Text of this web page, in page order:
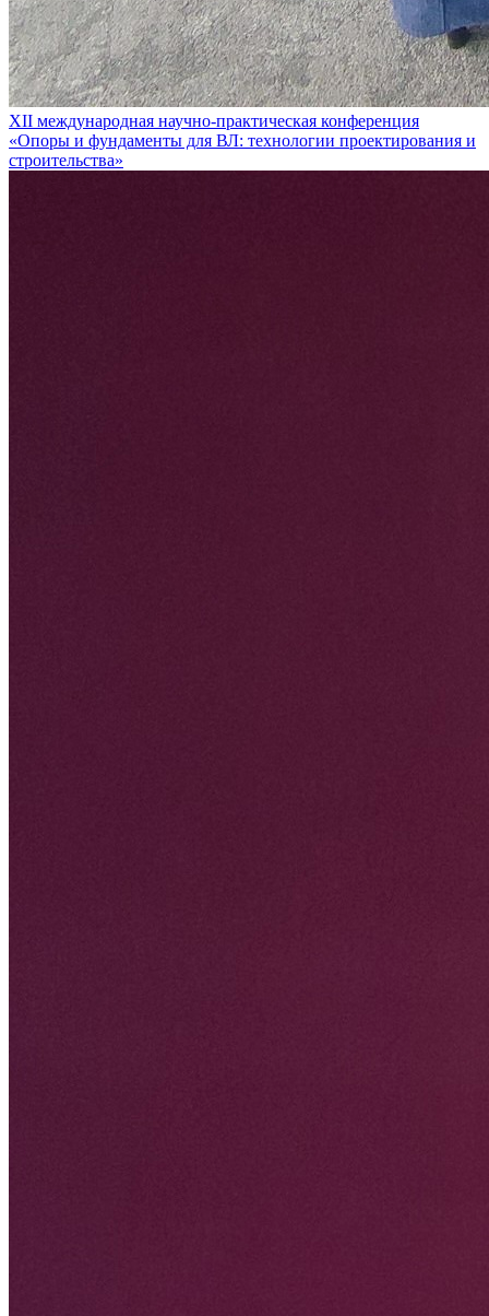
XII международная научно-практическая конференция
«Опоры и фундаменты для ВЛ: технологии проектирования и
строительства»